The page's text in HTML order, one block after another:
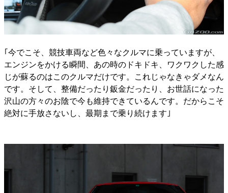
｢今でこそ、競技車両など色々なクルマに乗っていますが、
エンジンをかける瞬間、あの時のドキドキ、ワクワクした感
じが蘇るのはこのクルマだけです。これじゃなきゃダメなん
です。そして、整備だったり鈑金だったり、お世話になった
沢山の方々のお陰で今も維持できているんです。だからこそ
絶対に手放さないし、最期まで乗り続けます｣